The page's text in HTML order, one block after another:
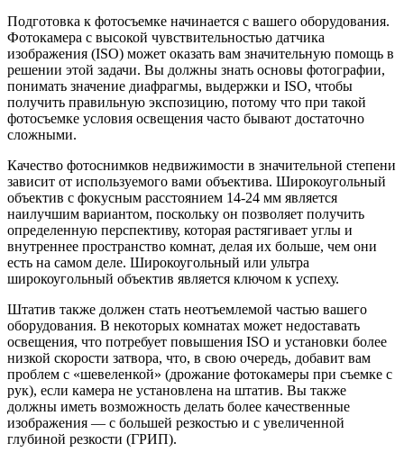
Подготовка к фотосъемке начинается с вашего оборудования.
Фотокамера с высокой чувствительностью датчика
изображения (ISO) может оказать вам значительную помощь в
решении этой задачи. Вы должны знать основы фотографии,
понимать значение диафрагмы, выдержки и ISO, чтобы
получить правильную экспозицию, потому что при такой
фотосъемке условия освещения часто бывают достаточно
сложными.
Качество фотоснимков недвижимости в значительной степени
зависит от используемого вами объектива. Широкоугольный
объектив с фокусным расстоянием 14-24 мм является
наилучшим вариантом, поскольку он позволяет получить
определенную перспективу, которая растягивает углы и
внутреннее пространство комнат, делая их больше, чем они
есть на самом деле. Широкоугольный или ультра
широкоугольный объектив является ключом к успеху.
Штатив также должен стать неотъемлемой частью вашего
оборудования. В некоторых комнатах может недоставать
освещения, что потребует повышения ISO и установки более
низкой скорости затвора, что, в свою очередь, добавит вам
проблем с «шевеленкой» (дрожание фотокамеры при съемке с
рук), если камера не установлена на штатив. Вы также
должны иметь возможность делать более качественные
изображения — с большей резкостью и с увеличенной
глубиной резкости (ГРИП).